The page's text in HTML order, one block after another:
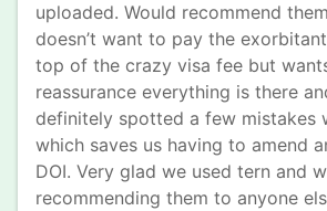
uploaded. Would recommend
doesn’t want to pay the
top of the crazy visa fee but
reassurance everything is there
definitely spotted a few mistakes
which saves us having to amend
DOI. Very glad we used tern and
recommending them to anyone